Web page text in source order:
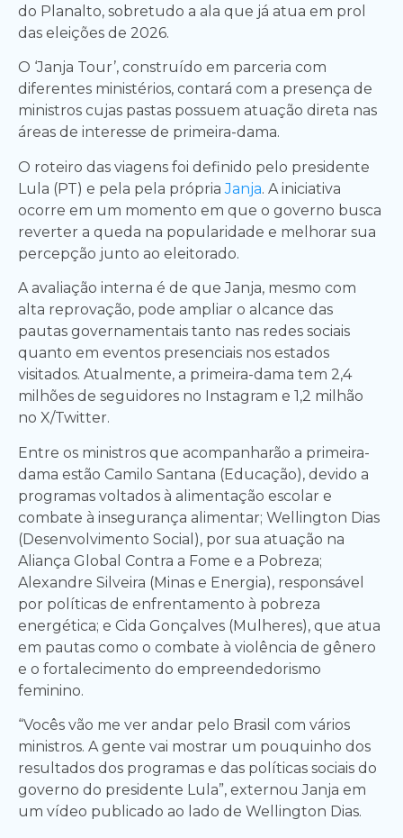
do Planalto, sobretudo a ala que já atua em prol
das eleições de 2026.
O ‘Janja Tour’, construído em parceria com
diferentes ministérios, contará com a presença de
ministros cujas pastas possuem atuação direta nas
áreas de interesse de primeira-dama.
O roteiro das viagens foi definido pelo presidente
Lula (PT) e pela pela própriaJanja. A iniciativa
ocorre em um momento em que o governo busca
reverter a queda na popularidade e melhorar sua
percepção junto ao eleitorado.
A avaliação interna é de que Janja, mesmo com
alta reprovação, pode ampliar o alcance das
pautas governamentais tanto nas redes sociais
quanto em eventos presenciais nos estados
visitados. Atualmente, a primeira-dama tem 2,4
milhões de seguidores no Instagram e 1,2 milhão
no X/Twitter.
Entre os ministros que acompanharão a primeira-
dama estão Camilo Santana (Educação), devido a
programas voltados à alimentação escolar e
combate à insegurança alimentar; Wellington Dias
(Desenvolvimento Social), por sua atuação na
Aliança Global Contra a Fome e a Pobreza;
Alexandre Silveira (Minas e Energia), responsável
por políticas de enfrentamento à pobreza
energética; e Cida Gonçalves (Mulheres), que atua
em pautas como o combate à violência de gênero
e o fortalecimento do empreendedorismo
feminino.
“Vocês vão me ver andar pelo Brasil com vários
ministros. A gente vai mostrar um pouquinho dos
resultados dos programas e das políticas sociais do
governo do presidente Lula”, externou Janja em
um vídeo publicado ao lado de Wellington Dias.